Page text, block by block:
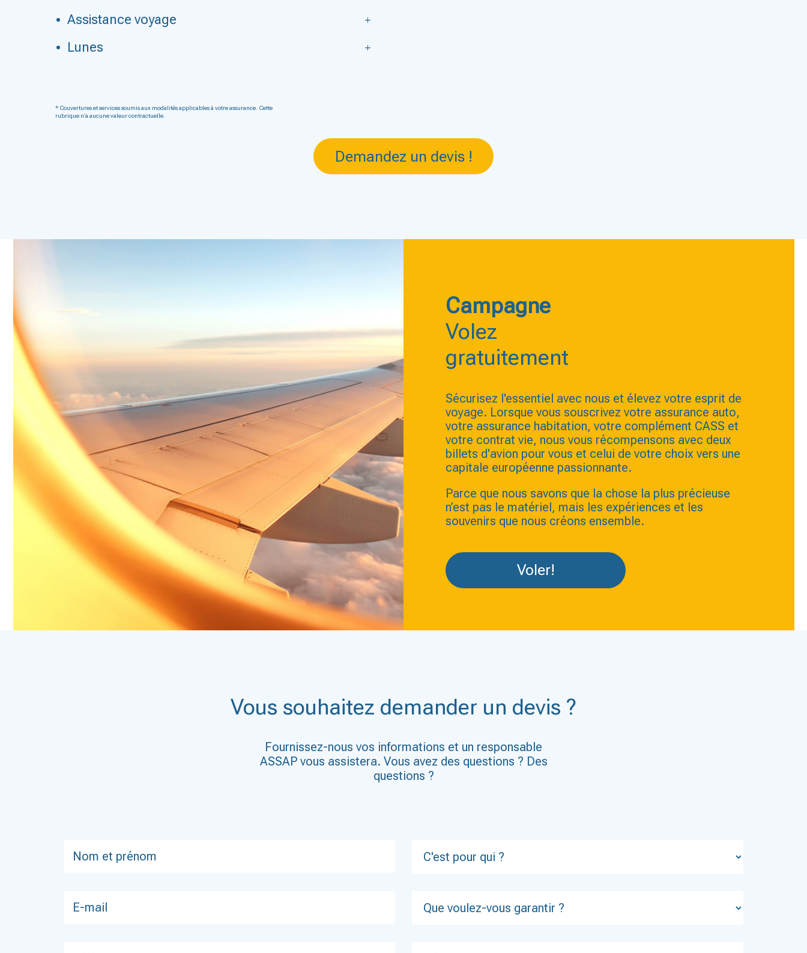
Assistance voyage
Lunes
* Couvertures et services soumis aux modalités applicables à votre assurance. Cette
rubrique n’a aucune valeur contractuelle.
Demandez un devis !
Campagne
Volez
gratuitement
Sécurisez l'essentiel avec nous et élevez votre esprit de
voyage. Lorsque vous souscrivez votre assurance auto,
votre assurance habitation, votre complément CASS et
votre contrat vie, nous vous récompensons avec deux
billets d'avion pour vous et celui de votre choix vers une
capitale européenne passionnante.
Parce que nous savons que la chose la plus précieuse
n’est pas le matériel, mais les expériences et les
souvenirs que nous créons ensemble.
Voler!
Vous souhaitez demander un devis ?
Fournissez-nous vos informations et un responsable
ASSAP vous assistera. Vous avez des questions ? Des
questions ?